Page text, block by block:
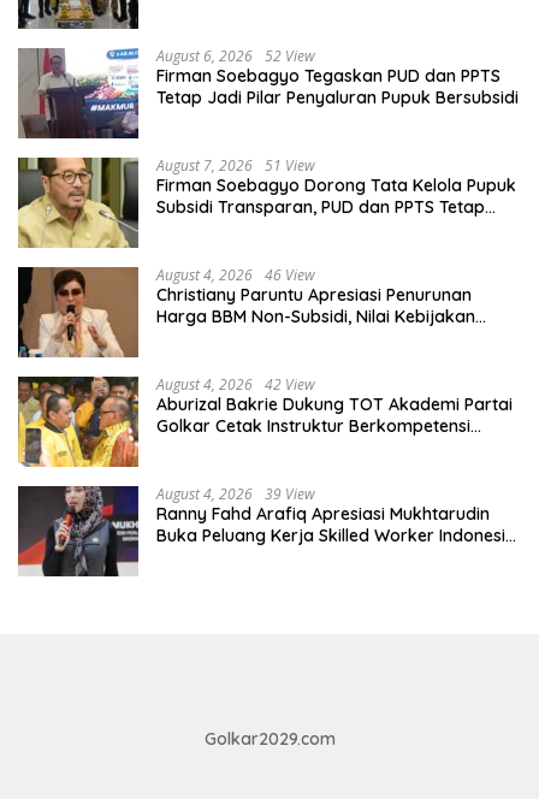
August 6, 2026 52 View
Firman Soebagyo Tegaskan PUD dan PPTS
Tetap Jadi Pilar Penyaluran Pupuk Bersubsidi
August 7, 2026 51 View
Firman Soebagyo Dorong Tata Kelola Pupuk
Subsidi Transparan, PUD dan PPTS Tetap
August 4, 2026 46 View
Christiany Paruntu Apresiasi Penurunan
Harga BBM Non-Subsidi, Nilai Kebijakan
August 4, 2026 42 View
Aburizal Bakrie Dukung TOT Akademi Partai
Golkar Cetak Instruktur Berkompetensi
August 4, 2026 39 View
Ranny Fahd Arafiq Apresiasi Mukhtarudin
Buka Peluang Kerja Skilled Worker Indonesia
Golkar2029.com